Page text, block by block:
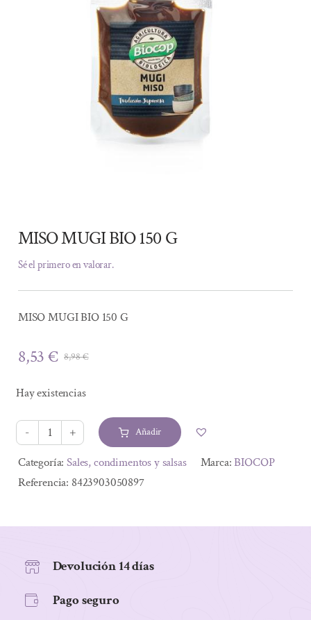
MISO MUGI BIO 150 G
Sé el primero en valorar.
MISO MUGI BIO 150 G
8,98€El
era:
8,98 €.
8,53€
El
es:
8,53 €.
Hay existencias
MISO
MUGI
BIO
Añadir
Alternative:
Categoría:Sales, condimentos y salsas Marca:BIOCOP
Referencia: 8423903050897
Devolución 14 días
Pago seguro